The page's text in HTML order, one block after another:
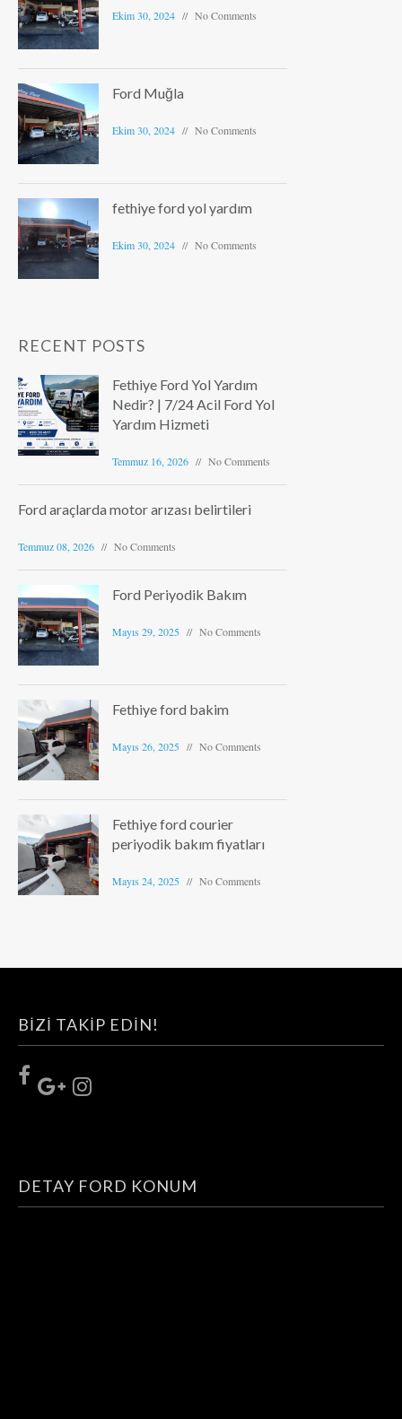
Ekim 30, 2024 No Comments
Ford Muğla
Ekim 30, 2024 No Comments
fethiye ford yol yardım
Ekim 30, 2024 No Comments
RECENT POSTS
Fethiye Ford Yol Yardım
Nedir? | 7/24 Acil Ford Yol
Yardım Hizmeti
Temmuz 16, 2026 No Comments
Ford araçlarda motor arızası belirtileri
Temmuz 08, 2026 No Comments
Ford Periyodik Bakım
Mayıs 29, 2025 No Comments
Fethiye ford bakim
Mayıs 26, 2025 No Comments
Fethiye ford courier
periyodik bakım fiyatları
Mayıs 24, 2025 No Comments
BIZI TAKIP EDIN!
DETAY FORD KONUM